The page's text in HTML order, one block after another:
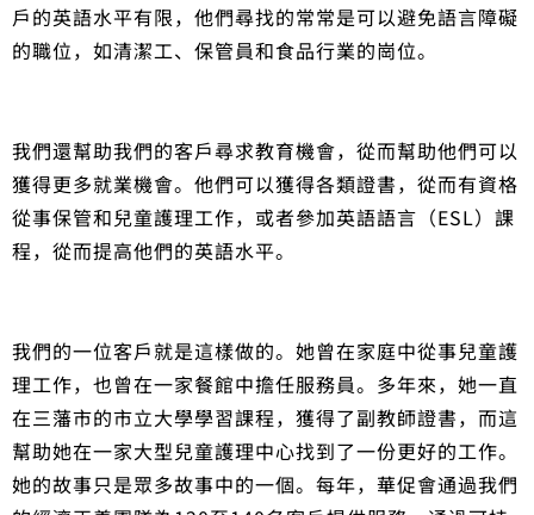
戶的英語水平有限，他們尋找的常常是可以避免語言障礙
的職位，如清潔工、保管員和食品行業的崗位。
我們還幫助我們的客戶尋求教育機會，從而幫助他們可以
獲得更多就業機會。他們可以獲得各類證書，從而有資格
從事保管和兒童護理工作，或者參加英語語言（ESL）課
程，從而提高他們的英語水平。
我們的一位客戶就是這樣做的。她曾在家庭中從事兒童護
理工作，也曾在一家餐館中擔任服務員。多年來，她一直
在三藩市的市立大學學習課程，獲得了副教師證書，而這
幫助她在一家大型兒童護理中心找到了一份更好的工作。
她的故事只是眾多故事中的一個。每年，華促會通過我們